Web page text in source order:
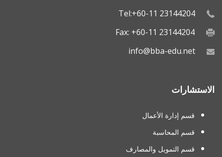
Tel:+60-11 23144204
Fax: +60-11 23144204
info@bba-edu.net
الاستشارات
قسم إدارة الأعمال
قسم المحاسبة
قسم التمويل والمصارف